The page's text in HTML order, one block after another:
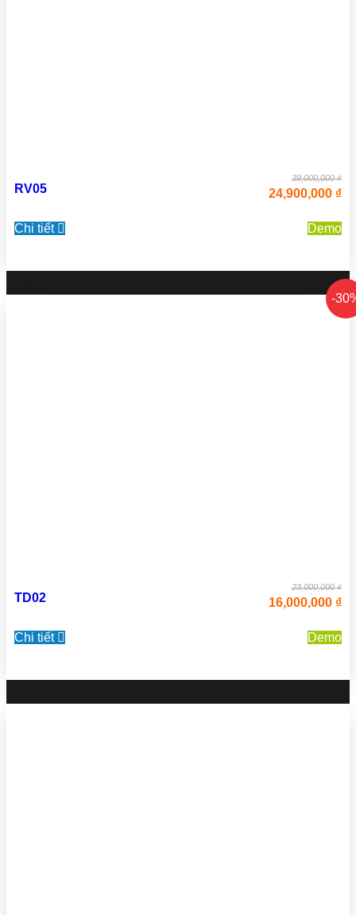
RV05
39,000,000 ₫
24,900,000 ₫
Chi tiết Demo
-
TD02
23,000,000 ₫
16,000,000 ₫
Chi tiết Demo